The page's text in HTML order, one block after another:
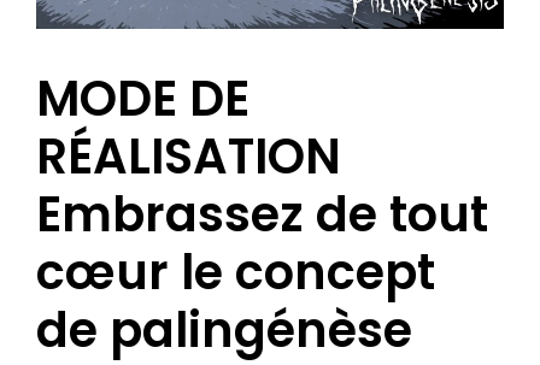
MODE DE
RÉALISATION
Embrassez de tout
cœur le concept
de palingénèse